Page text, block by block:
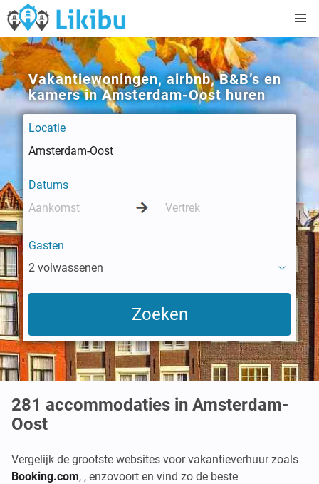
Vakantiewoningen, airbnb, B&B’s en
kamers in Amsterdam-Oost huren
Locatie
Datums
Gasten
2 volwassenen
281 accommodaties in Amsterdam-
Oost
Vergelijk de grootste websites voor vakantieverhuur zoals
Booking.com, , enzovoort en vind zo de beste